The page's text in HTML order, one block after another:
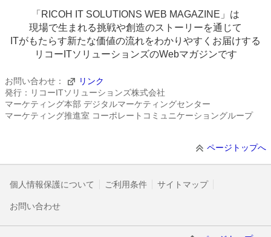
「RICOH IT SOLUTIONS WEB MAGAZINE」は
現場で生まれる挑戦や創造のストーリーを通じて
ITがもたらす新たな価値の流れをわかりやすくお届けする
リコーITソリューションズのWebマガジンです
お問い合わせ：
リンク
発行：リコーITソリューションズ株式会社
マーケティング本部 デジタルマーケティングセンター
マーケティング推進室 コーポレートコミュニケーショングループ
ページトップへ
個人情報保護について ご利用条件 サイトマップ
お問い合わせ